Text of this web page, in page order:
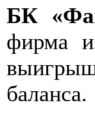
БК
фирма
баланса.